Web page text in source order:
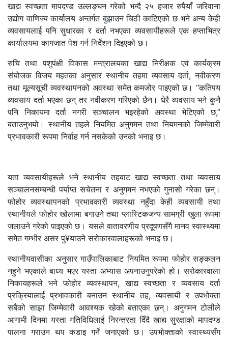
खाद्य स्वच्छता मापदण्ड उल्लङ्घन गरेको भन्दै २५ हजार रुपैयाँ जरिवाना
उद्योग वाणिज्य कार्यालय अन्तर्गत बुझाउन चिठी काटिएको छ भने अन्य केही
व्यवसायलाई पनि सुधारका र दर्ता नभएका व्यवसायीहरूले एक हप्ताभित्र
कार्यालयमा कागजात पेश गर्न निर्देशन दिइएको छ।
रुचि तथा पशुपंक्षी विकास मन्त्रालयका खाद्य निरीक्षक एवं कार्यक्रम
संयोजक विजय महतका अनुसार स्थानीय तहमा व्यवसाय दर्ता, नवीकरण
तथा मूल्यसूची व्यवस्थापनको अवस्था समेत कमजोर पाइएको छ। “कतिपय
व्यवसाय दर्ता भएका छन् तर नवीकरण गरिएको छैन। धेरै व्यवसाय भने कुनै
पनि निकायमा दर्ता नगरी सञ्चालन भइरहेको अवस्था भेटिएको छ,”
बताउनुभयो। स्थानीय तहले नियमित अनुगमन तथा नियमनको जिम्मेवारी
प्रभावकारी रूपमा निर्वाह गर्न नसकेको उनको भनाइ छ।
यता व्यवसायीहरूले भने स्थानीय तहबाट खाद्य स्वच्छता तथा व्यवसाय
सञ्चालनसम्बन्धी पर्याप्त सचेतना र अनुगमन नभएको गुनासो गरेका छन्।
फोहोर व्यवस्थापनको प्रभावकारी व्यवस्था नहुँदा केही व्यवसायी तथा
स्थानीयले फोहोर खोलामा बगाउने तथा प्लास्टिकजन्य सामग्री खुला रूपमा
जलाउने गरेको पाइएको छ। यसले वातावरणीय प्रदूषणसँगै मानव स्वास्थ्यमा
समेत गम्भीर असर पु¥याउने सरोकारवालाहरूको भनाइ छ।
स्थानीयवासीका अनुसार गाउँपालिकाबाट नियमित रूपमा फोहोर सङ्कलन
नहुने भएकाले बाध्य भएर यस्ता अभ्यास अपनाउनुपरेको हो। सरोकारवाला
निकायहरूले भने फोहोर व्यवस्थापन, खाद्य स्वच्छता र व्यवसाय दर्ता
प्रक्रियालाई प्रभावकारी बनाउन स्थानीय तह, व्यवसायी र उपभोक्ता
सबैको साझा जिम्मेवारी आवश्यक रहेको बताएका छन्। अनुगमन टोलीले
आगामी दिनमा यस्ता गतिविधिलाई निरन्तरता दिँदै खाद्य सुरक्षाको मापदण्ड
पालना गराउन थप कडाइ गर्ने जनाएको छ। उपभोक्ताको स्वास्थ्यसँग